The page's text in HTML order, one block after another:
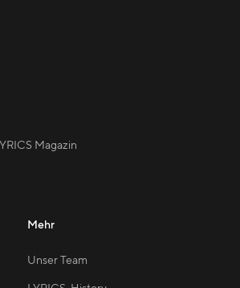
Magazin
Mehr
Unser Team